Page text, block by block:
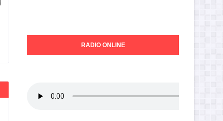
RADIO ONLINE